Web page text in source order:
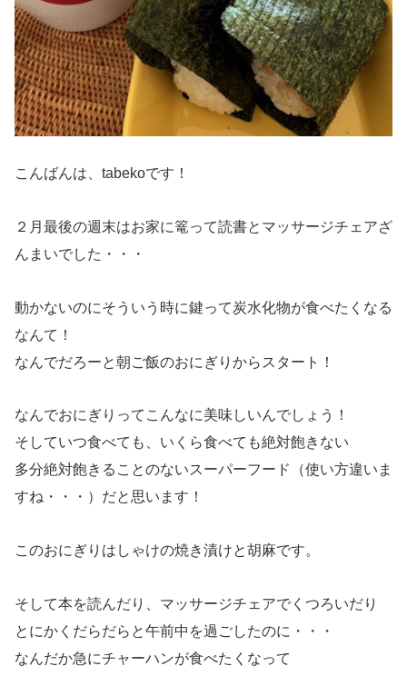
こんばんは、tabekoです！
２月最後の週末はお家に篭って読書とマッサージチェアざ
んまいでした・・・
動かないのにそういう時に鍵って炭水化物が食べたくなる
なんて！
なんでだろーと朝ご飯のおにぎりからスタート！
なんでおにぎりってこんなに美味しいんでしょう！
そしていつ食べても、いくら食べても絶対飽きない
多分絶対飽きることのないスーパーフード（使い方違いま
すね・・・）だと思います！
このおにぎりはしゃけの焼き漬けと胡麻です。
そして本を読んだり、マッサージチェアでくつろいだり
とにかくだらだらと午前中を過ごしたのに・・・
なんだか急にチャーハンが食べたくなって